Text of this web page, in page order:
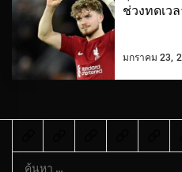
ช่วงทดเว
มกราคม 23,
ค้นหา